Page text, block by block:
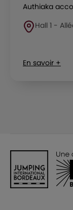
Authiaka
Hall 1 -
En savoir +